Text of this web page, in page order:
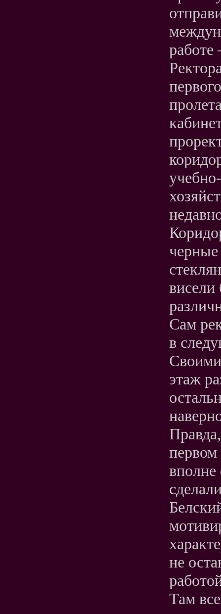
работе
черные
Сам
в
этаж
первом
вполне
не
Там